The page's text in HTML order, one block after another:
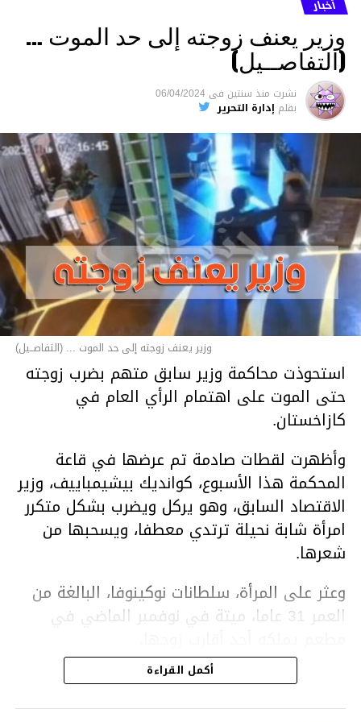
أخبار
وزير يعنف زوجته إلى حد الموت …
(التفاصــيل)
نشرت منذ سنتين فى 06/04/2024
بقلم إدارة التحرير
وزير يعنف زوجته إلى حد الموت ... (التفاصــيل)
استحوذت محاكمة وزير سابق متهم بضرب زوجته
حتى الموت على اهتمام الرأي العام في
كازاخستان.
وأظهرت لقطات صادمة تم عرضها في قاعة
المحكمة هذا الأسبوع، كوانديك بيشيمباييف، وزير
الاقتصاد السابق، وهو يركل ويضرب بشكل متكرر
امرأة شابة نحيلة ترتدي معطفا، ويسحبها من
شعرها.
وعثر على المرأة، سلطانات نوكينوفا، البالغة من
العمر 31 عاما، ميتة في نوفمبر الماضي في
ووفقا لتقرير الطبيب الشرعي، توفيت نوكينوفا
متأثرة بصدمة في الدماغ، وكانت إحدى عظام
أكمل القراءة